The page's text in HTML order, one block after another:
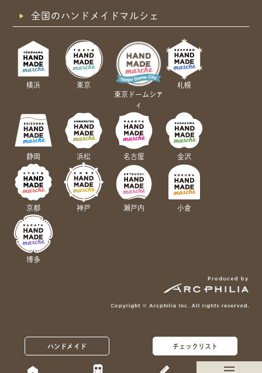
ハンドメイド チェックリスト
全国のハンドメイドマルシェ
横浜
東京
東京ドームシテ
ィ
札幌
静岡 浜松 名古屋 金沢
京都 神戸 瀬戸内 小倉
博多